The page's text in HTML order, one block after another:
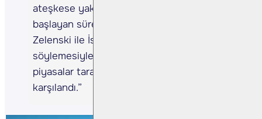
ateşkese yaklaştığına dair açıklamasıyla
başlayan süreç, ardından Putin’in
Zelenski ile İstanbul’da görüşeceğini
söylemesiyle devam etti. Bu gelişmeler
piyasalar tarafından oldukça olumlu
karşılandı.”